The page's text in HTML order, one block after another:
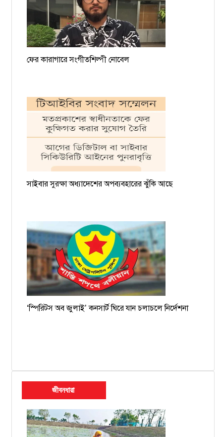
ফের কারাগারে সংগীতশিল্পী নোবেল
সাইবার সুরক্ষা অধ্যাদেশের অপব্যবহারের ঝুঁকি আছে
‘স্পিরিটস অব জুলাই’ কনসার্ট ঘিরে যান চলাচলে নির্দেশনা
জীবনধারা